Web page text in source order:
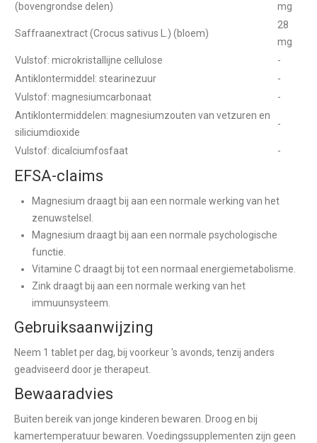
(bovengrondse delen)
mg
Saffraanextract (Crocus sativus L.) (bloem)
28
mg
Vulstof: microkristallijne cellulose
-
Antiklontermiddel: stearinezuur
-
Vulstof: magnesiumcarbonaat
-
Antiklontermiddelen: magnesiumzouten van vetzuren en
siliciumdioxide
-
Vulstof: dicalciumfosfaat -
EFSA-claims
Magnesium draagt bij aan een normale werking van het
zenuwstelsel.
Magnesium draagt bij aan een normale psychologische
functie.
Vitamine C draagt bij tot een normaal energiemetabolisme.
Zink draagt bij aan een normale werking van het
immuunsysteem.
Gebruiksaanwijzing
Neem 1 tablet per dag, bij voorkeur 's avonds, tenzij anders
geadviseerd door je therapeut.
Bewaaradvies
Buiten bereik van jonge kinderen bewaren. Droog en bij
kamertemperatuur bewaren. Voedingssupplementen zijn geen